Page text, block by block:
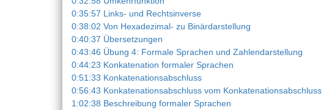
0:35:57 Links- und Rechtsinverse
0:38:02 Von Hexadezimal- zu Binärdarstellung
0:40:37 Übersetzungen
0:43:46 Übung 4: Formale Sprachen und Zahlendarstellung
0:44:23 Konkatenation formaler Sprachen
0:51:33 Konkatenationsabschluss
0:56:43 Konkatenationsabschluss vom Konkatenationsabschluss
1:02:38 Beschreibung formaler Sprachen